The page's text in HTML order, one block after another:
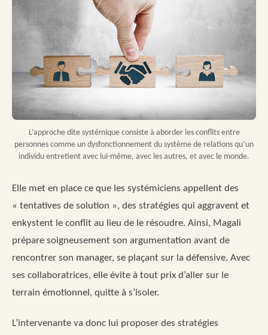
L’approche dite systémique consiste à aborder les conflits entre
personnes comme un dysfonctionnement du système de relations qu’un
individu entretient avec lui-même, avec les autres, et avec le monde.
Elle met en place ce que les systémiciens appellent des
« tentatives de solution », des stratégies qui aggravent et
enkystent le conflit au lieu de le résoudre. Ainsi, Magali
prépare soigneusement son argumentation avant de
rencontrer son manager, se plaçant sur la défensive. Avec
ses collaboratrices, elle évite à tout prix d’aller sur le
terrain émotionnel, quitte à s’isoler.
L’intervenante va donc lui proposer des stratégies